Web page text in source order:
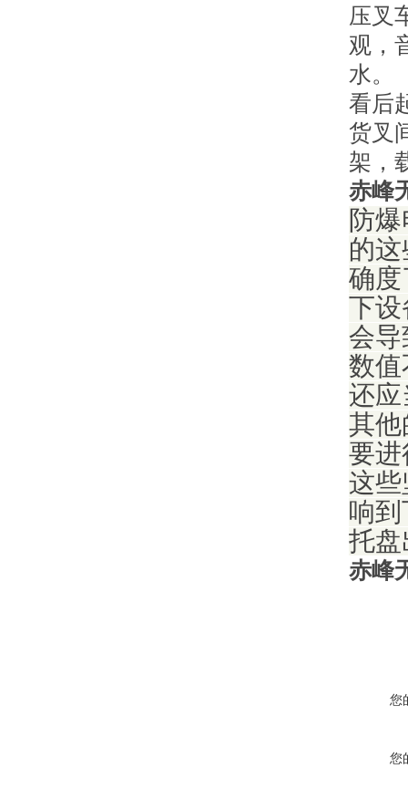
压叉
观，
水。
看后
货叉
架，
赤峰
防
的
确度
下设
会导
数值
还应
其他
要进
这些
响
托盘
赤峰
您
您